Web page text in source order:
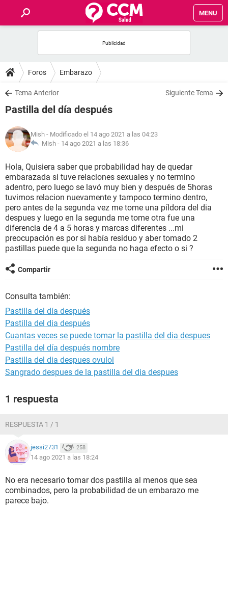
MENU
FOROS
SALUD
NUTRICIÓN
BIENESTAR
SEXUALIDAD
GLOSARIO
Foros Embarazo
Tema Anterior Siguiente Tema
Pastilla del día después
Mish - Modificado el 14 ago 2021 a las 04:23
Mish - 14 ago 2021 a las 18:36
Hola, Quisiera saber que probabilidad hay de quedar
embarazada si tuve relaciones sexuales y no termino
adentro, pero luego se lavó muy bien y después de 5horas
tuvimos relacion nuevamente y tampoco termino dentro,
pero antes de la segunda vez me tome una píldora del dia
despues y luego en la segunda me tome otra fue una
diferencia de 4 a 5 horas y marcas diferentes ...mi
preocupación es por si había residuo y aber tomado 2
pastillas puede que la segunda no haga efecto o si ?
Compartir
Consulta también:
Pastilla del día después
Pastilla del dia después
Cuantas veces se puede tomar la pastilla del dia despues
Pastilla del día después nombre
Pastilla del dia despues ovulol
Sangrado despues de la pastilla del dia despues
1 respuesta
RESPUESTA 1 / 1
jessi2731 258
14 ago 2021 a las 18:24
No era necesario tomar dos pastilla al menos que sea
combinados, pero la probabilidad de un embarazo me
parece bajo.